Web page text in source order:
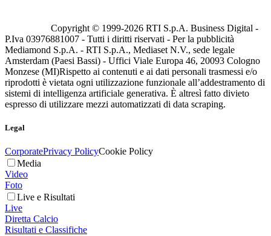
Copyright © 1999-2026 RTI S.p.A. Business Digital -
P.Iva 03976881007 - Tutti i diritti riservati - Per la pubblicità
Mediamond S.p.A. - RTI S.p.A., Mediaset N.V., sede legale
Amsterdam (Paesi Bassi) - Uffici Viale Europa 46, 20093 Cologno
Monzese (MI)Rispetto ai contenuti e ai dati personali trasmessi e/o
riprodotti è vietata ogni utilizzazione funzionale all’addestramento di
sistemi di intelligenza artificiale generativa. È altresì fatto divieto
espresso di utilizzare mezzi automatizzati di data scraping.
Legal
CorporatePrivacy PolicyCookie Policy
Media
Video
Foto
Live e Risultati
Live
Diretta Calcio
Risultati e Classifiche